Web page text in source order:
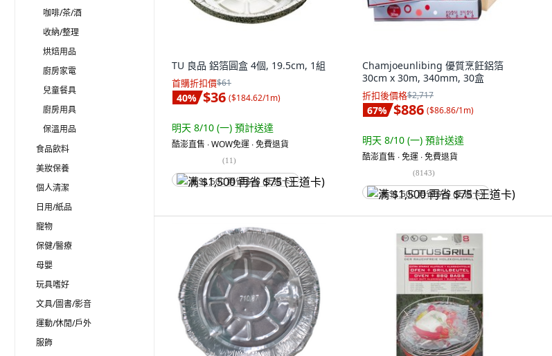
咖啡/茶/酒
收納/整理
烘焙用品
廚房家電
兒童餐具
廚房用具
保溫用品
食品飲料
美妝保養
個人清潔
日用/紙品
寵物
保健/醫療
母嬰
玩具嗜好
文具/圖書/影音
運動/休閒/戶外
服飾
TU 良品 鋁箔圓盒 4個, 19.5cm, 1組
首購折扣價$61
40% $36 ($184.62/1m)
明天 8/10 (一) 預計送達
酷澎直售 ∙ WOW免運 ∙ 免費退貨
(11)
满 $1,500 再省 $75 (王道卡)
Chamjoeunlibing 優質烹飪鋁箔
30cm x 30m, 340mm, 30盒
折扣後價格$2,717
67% $886 ($86.86/1m)
明天 8/10 (一) 預計送達
酷澎直售 ∙ 免運 ∙ 免費退貨
(8143)
满 $1,500 再省 $75 (王道卡)